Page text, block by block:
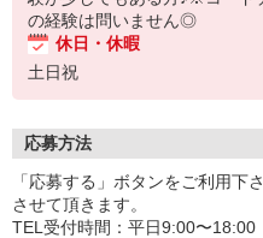
の経験は問いません◎
休日・休暇
土日祝
応募方法
「応募する」ボタンをご利用下
させて頂きます。
TEL受付時間：平日9:00〜18:00